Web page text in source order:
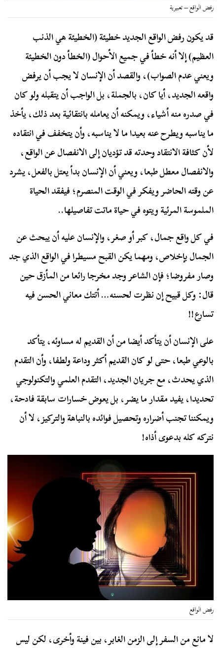
رفض الواقع – تعبيرية
قد يكون رفض الواقع الجديد خطيئة (الخطيئة هي الذنب
العظيم) إلا أنه خطأ في جميع الأحوال (الخطأ دون الخطيئة
ويعني عدم الصواب)، والقصد أن الإنسان لا يجب أن يرفض
واقعه الجديد، أيا كان، بالجملة، بل الواجب أن يتقبله ولو كان
في صدره منه أشياء، ويمكنه أن يعامله بانتقائية بعد ذلك، يأخذ
ما يناسبه ويطرح عنه بعيدا ما لا يناسبه، وأن يتخفف في انتقاده
لأن كثافة الانتقاد وحدته قد تؤديان إلى الانفصال عن الواقع،
والانفصال معطل طبعا، ويعني أن الإنسان بدأ يعتل بالفعل، يشرد
عن وقته الحاضر ويفكر في الوقت المنصرم؛ فيفقد الحياة
الملموسة المرئية ويتوه في حياة ماتت تفاصيلها..
في كل واقع جمال، كبر أو صغر، والإنسان عليه أن يبحث عن
الجمال بإخلاص، ومهما يكن القبح مسيطرا في الواقع الذي جد
وصار مفروضا؛ فإن الشاعر وجد مخرجا رائعا من المأزق حين
قال: وكل قبيح إن نظرت لحسنه… أتتك معاني الحسن فيه
تسارع!!
على الإنسان أن يتأكد أيضا من أن القديم له مساوئه، يتأكد
بالوعي طبعا، حتى لو كان القديم أكثر وداعة ولطفا، وأن التقدم
الذي يحدث، مع جريان الجديد، التقدم العلمي والتكنولوجي
تحديدا، يفيد مقدار ما يضر، بل يعوض خسارات سابقة فادحة،
ويمكننا تجنب أضراره وتحصيل فوائده بالنباهة والتركيز، لا أن
نتركه كله بدعوى أذاه!
رفض الواقع
لا مانع من السفر إلى الزمن الغابر، بين فينة وأخرى، لكن ليس